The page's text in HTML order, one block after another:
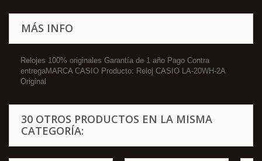
MÁS INFO
Relojes 100% originales Garantía de 1 año Pago Contra
entregaMARCA CASIO Producto: Reloj CASIO LA-20WH-2A
Original
30 OTROS PRODUCTOS EN LA MISMA
CATEGORÍA: